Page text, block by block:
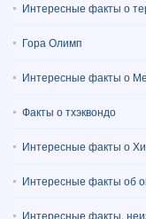
Интересные факты о
Гора Олимп
Интересные факты о
Факты о тхэквондо
Интересные факты о
Интересные факты об
Интересные факты,